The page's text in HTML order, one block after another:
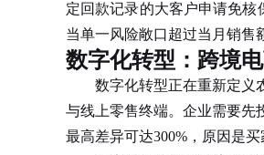
定回款记录的大客户申请免核
当单一风险敞口超过当月销售
数字化转型：跨境
数字化转型正在重新定义农
与线上零售终端。企业需要先
最高差异可达300%，原因是